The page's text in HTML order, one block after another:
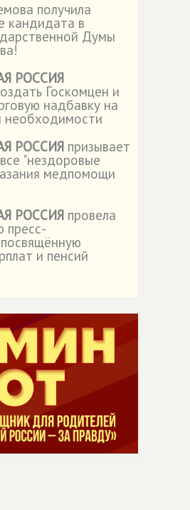
получила
кандидата в
Думы
РОССИЯ
Госкомцен и
надбавку на
необходимости
РОССИЯ призывает
"нездоровые
медпомощи
РОССИЯ провела
пресс-
и пенсий